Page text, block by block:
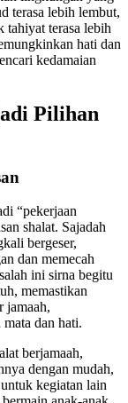
terasa lebih lembut,
tahiyat terasa lebih
hati dan
kedamaian
Pilihan
“pekerjaan
shalat. Sajadah
bergeser,
dan memecah
ini sirna begitu
memastikan
jamaah,
dan hati.
berjamaah,
dengan mudah,
kegiatan lain